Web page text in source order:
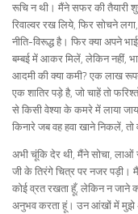
रूचि न थी। मैंने सफर की तैयारी
रिवाल्वर रख लिये, फिर सोचने
नीति-विरूद्ध है। फिर क्या अपने
बम्बई में आकर मिलें, लेकिन नहीं,
आदमी की क्या कमी? एक लाख
एक शातिर पड़े है, जो चाहें तो
से किसी वेश्या के कमरे में लाया
किनारे जब वह हवा खाने निकलें,
अभी चूंकि देर थी, मैंने सोचा, लाओं
जी के तिरंगे चित्र पर नजर पड़ी। मैं
कोई व्रत रखता हूँ, लेकिन न जाने
अनुभव करता हूं। उन आंखों में मुझे अब